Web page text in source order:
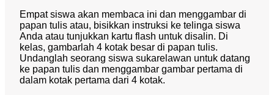
Empat siswa akan membaca ini dan menggambar di
papan tulis atau, bisikkan instruksi ke telinga siswa
Anda atau tunjukkan kartu flash untuk disalin. Di
kelas, gambarlah 4 kotak besar di papan tulis.
Undanglah seorang siswa sukarelawan untuk datang
ke papan tulis dan menggambar gambar pertama di
dalam kotak pertama dari 4 kotak.